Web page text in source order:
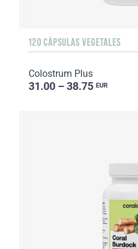
120 CÁPSULAS VEGETALES
Colostrum Plus
31.00 – 38.75 EUR